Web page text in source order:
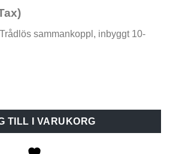
sammankoppl, inbyggt 10-
1-pack mängd
TILL I VARUKORG